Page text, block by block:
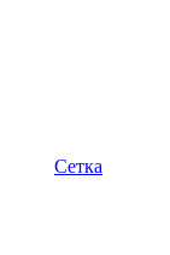
Сетка